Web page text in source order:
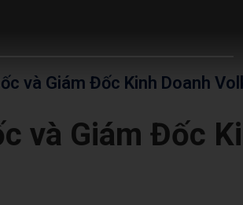
và Giám Đốc Kinh Doanh
và Giám Đốc